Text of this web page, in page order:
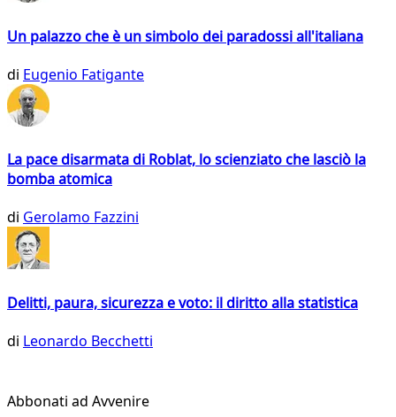
Un palazzo che è un simbolo dei paradossi all'italiana
di Eugenio Fatigante
La pace disarmata di Roblat, lo scienziato che lasciò la
bomba atomica
di Gerolamo Fazzini
Delitti, paura, sicurezza e voto: il diritto alla statistica
di Leonardo Becchetti
Abbonati ad Avvenire